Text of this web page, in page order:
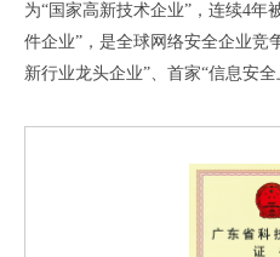
为“国家高新技术企业”，连续4年
件企业”，是全球网络安全企业竞
新行业龙头企业”、首家“信息安全